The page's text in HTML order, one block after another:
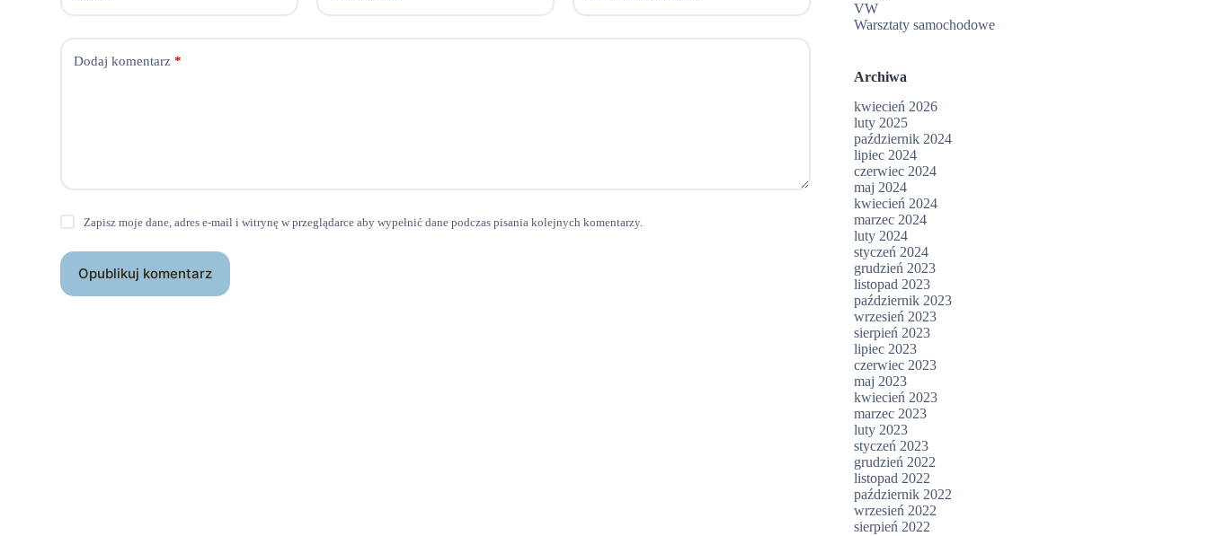
Dodaj komentarz *
Zapisz moje dane, adres e-mail i witrynę w przeglądarce aby wypełnić dane podczas pisania kolejnych komentarzy.
Opublikuj komentarz
VW
Warsztaty samochodowe
Archiwa
kwiecień 2026
luty 2025
październik 2024
lipiec 2024
czerwiec 2024
maj 2024
kwiecień 2024
marzec 2024
luty 2024
styczeń 2024
grudzień 2023
listopad 2023
październik 2023
wrzesień 2023
sierpień 2023
lipiec 2023
czerwiec 2023
maj 2023
kwiecień 2023
marzec 2023
luty 2023
styczeń 2023
grudzień 2022
listopad 2022
październik 2022
wrzesień 2022
sierpień 2022